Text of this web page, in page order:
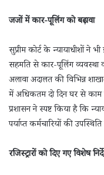
जजों में कार-पूलिंग को बढ़ावा
सुप्रीम कोर्ट के न्यायाधीशों
सहमति से कार-पूलिंग व्यवस्था
अलावा अदालत की विभिन्न
में अधिकतम दो दिन घर से काम
प्रशासन ने स्पष्ट किया है कि
पर्याप्त कर्मचारियों की
रजिस्ट्रारों को दिए गए विशेष